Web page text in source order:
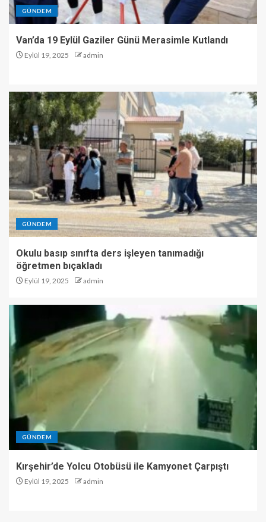
GÜNDEM
Van’da 19 Eylül Gaziler Günü Merasimle Kutlandı
Eylül 19, 2025 admin
GÜNDEM
Okulu basıp sınıfta ders işleyen tanımadığı
öğretmen bıçakladı
Eylül 19, 2025 admin
GÜNDEM
Kırşehir’de Yolcu Otobüsü ile Kamyonet Çarpıştı
Eylül 19, 2025 admin